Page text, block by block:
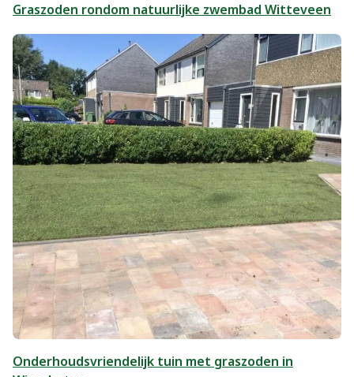
Graszoden rondom natuurlijke zwembad Witteveen
Onderhoudsvriendelijk tuin met graszoden in